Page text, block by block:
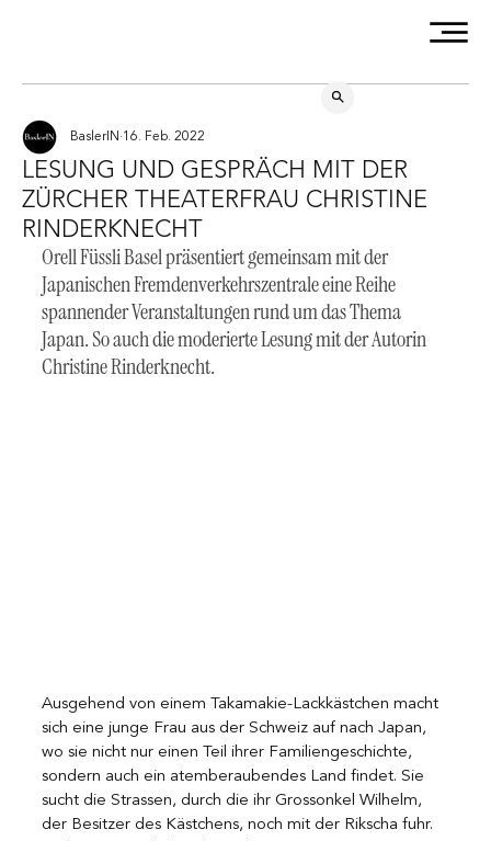
LESUNG UND GESPRÄCH MIT DER
ZÜRCHER THEATERFRAU CHRISTINE
RINDERKNECHT
BaslerIN 16. Feb. 2022
Orell Füssli Basel präsentiert gemeinsam mit der
Japanischen Fremdenverkehrszentrale eine Reihe
spannender Veranstaltungen rund um das Thema
Japan. So auch die moderierte Lesung mit der Autorin
Christine Rinderknecht.
Ausgehend von einem Takamakie-Lackkästchen macht
sich eine junge Frau aus der Schweiz auf nach Japan,
wo sie nicht nur einen Teil ihrer Familiengeschichte,
sondern auch ein atemberaubendes Land findet. Sie
sucht die Strassen, durch die ihr Grossonkel Wilhelm,
der Besitzer des Kästchens, noch mit der Rikscha fuhr.